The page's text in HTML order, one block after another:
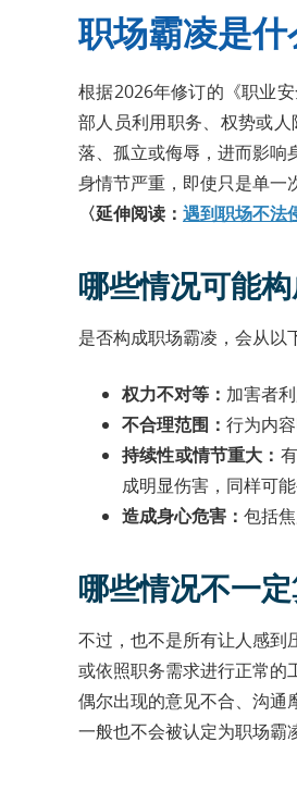
职场霸凌是
根据2026年修订的《职业
部人员利用职务、权势或
落、孤立或侮辱，进而影响
身情节严重，即使只是单一
〈延伸阅读： 遇到职场不法
哪些情况可能
是否构成职场霸凌，会从以
权力不对等： 加害者
不合理范围： 行为内
持续性或情节重大：
成明显伤害，同样可
造成身心危害： 包括
哪些情况不一
不过，也不是所有让人感到
或依照职务需求进行正常的
偶尔出现的意见不合、沟通
一般也不会被认定为职场霸